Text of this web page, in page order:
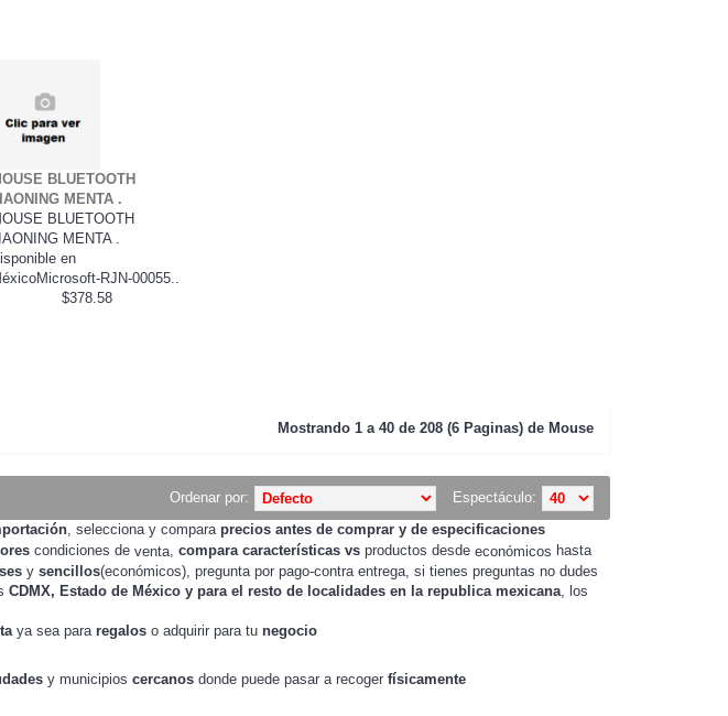
BLUETOOTH
MENTA .
BLUETOOTH
MENTA .
en
RJN-00055..
$378.58
Mostrando 1 a 40 de 208 (6 Paginas) de Mouse
Espectáculo:
Ordenar por:
, selecciona y compara precios antes de comprar y de especificaciones
condiciones de venta compara características vs productos desde económicos hasta
y sencillos(económicos), pregunta por pago-contra entrega, si tienes preguntas no dudes
CDMX, Estado de México y para el resto de localidades en la republica mexicana , los
ya sea para regalos o adquirir para tu negocio
y municipios cercanos donde puede pasar a recoger físicamente